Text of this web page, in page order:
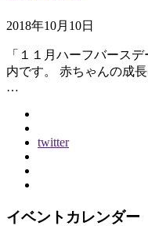
2018年10月10日
「１１月ハーフバース
内です。 赤ちゃんの成
…
twitter
イベントカレンダー